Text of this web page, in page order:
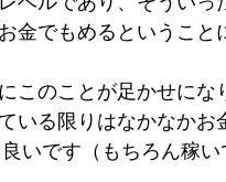
金でもめるということ
のことが足かせにな
いる限りはなかなかお
いです（もちろん稼い